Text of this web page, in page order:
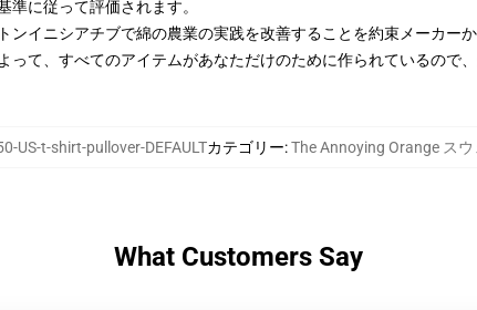
に従って評価されます。
ンイニシアチブで綿の農業の実践を改善することを約束メーカー
って、すべてのアイテムがあなただけのために作られているので
US-t-shirt-pullover-DEFAULTカテゴリー:The Annoying Orange ス
What Customers Say